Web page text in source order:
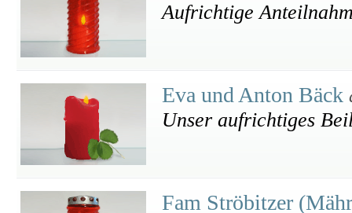
Aufrichtige
Eva und Anton Bäck
Unser aufrichtiges
Fam Ströbitzer